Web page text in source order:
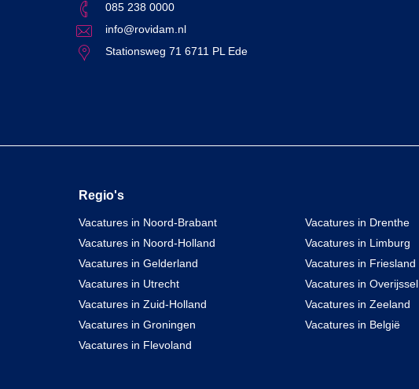
085 238 0000
info@rovidam.nl
Stationsweg 71 6711 PL Ede
Regio's
Vacatures in Noord-Brabant
Vacatures in Noord-Holland
Vacatures in Gelderland
Vacatures in Utrecht
Vacatures in Zuid-Holland
Vacatures in Groningen
Vacatures in Flevoland
Vacatures in Drenthe
Vacatures in Limburg
Vacatures in Friesland
Vacatures in Overijssel
Vacatures in Zeeland
Vacatures in België